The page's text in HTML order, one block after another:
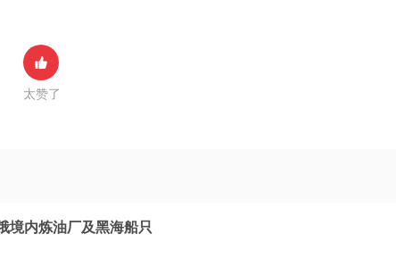
太赞了
境内炼油厂及黑海船只